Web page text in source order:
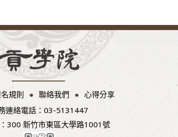
規則 聯絡我們
心得分享
連絡電話：03-5131447
300 新竹市東區大學路1001號